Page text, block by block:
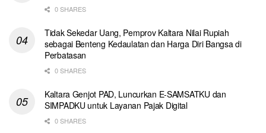
0 SHARES
Tidak Sekedar Uang, Pemprov Kaltara Nilai Rupiah
sebagai Benteng Kedaulatan dan Harga Diri Bangsa di
Perbatasan
0 SHARES
Kaltara Genjot PAD, Luncurkan E-SAMSATKU dan
SIMPADKU untuk Layanan Pajak Digital
0 SHARES